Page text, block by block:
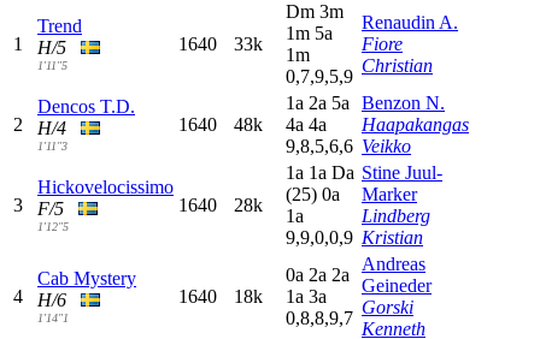
1
Trend
H/5
1'11"5
1640 33k
Dm 3m
1m 5a
1m
0,7,9,5,9
Renaudin A.
Fiore
Christian
2
Dencos T.D.
H/4
1'11"3
1640 48k
1a 2a 5a
4a 4a
9,8,5,6,6
Benzon N.
Haapakangas
Veikko
3
Hickovelocissimo
F/5
1'12"5
1640 28k
1a 1a Da
(25) 0a
1a
9,9,0,0,9
Stine Juul-
Marker
Lindberg
Kristian
4
Cab Mystery
H/6
1'14"1
1640 18k
0a 2a 2a
1a 3a
0,8,8,9,7
Andreas
Geineder
Gorski
Kenneth